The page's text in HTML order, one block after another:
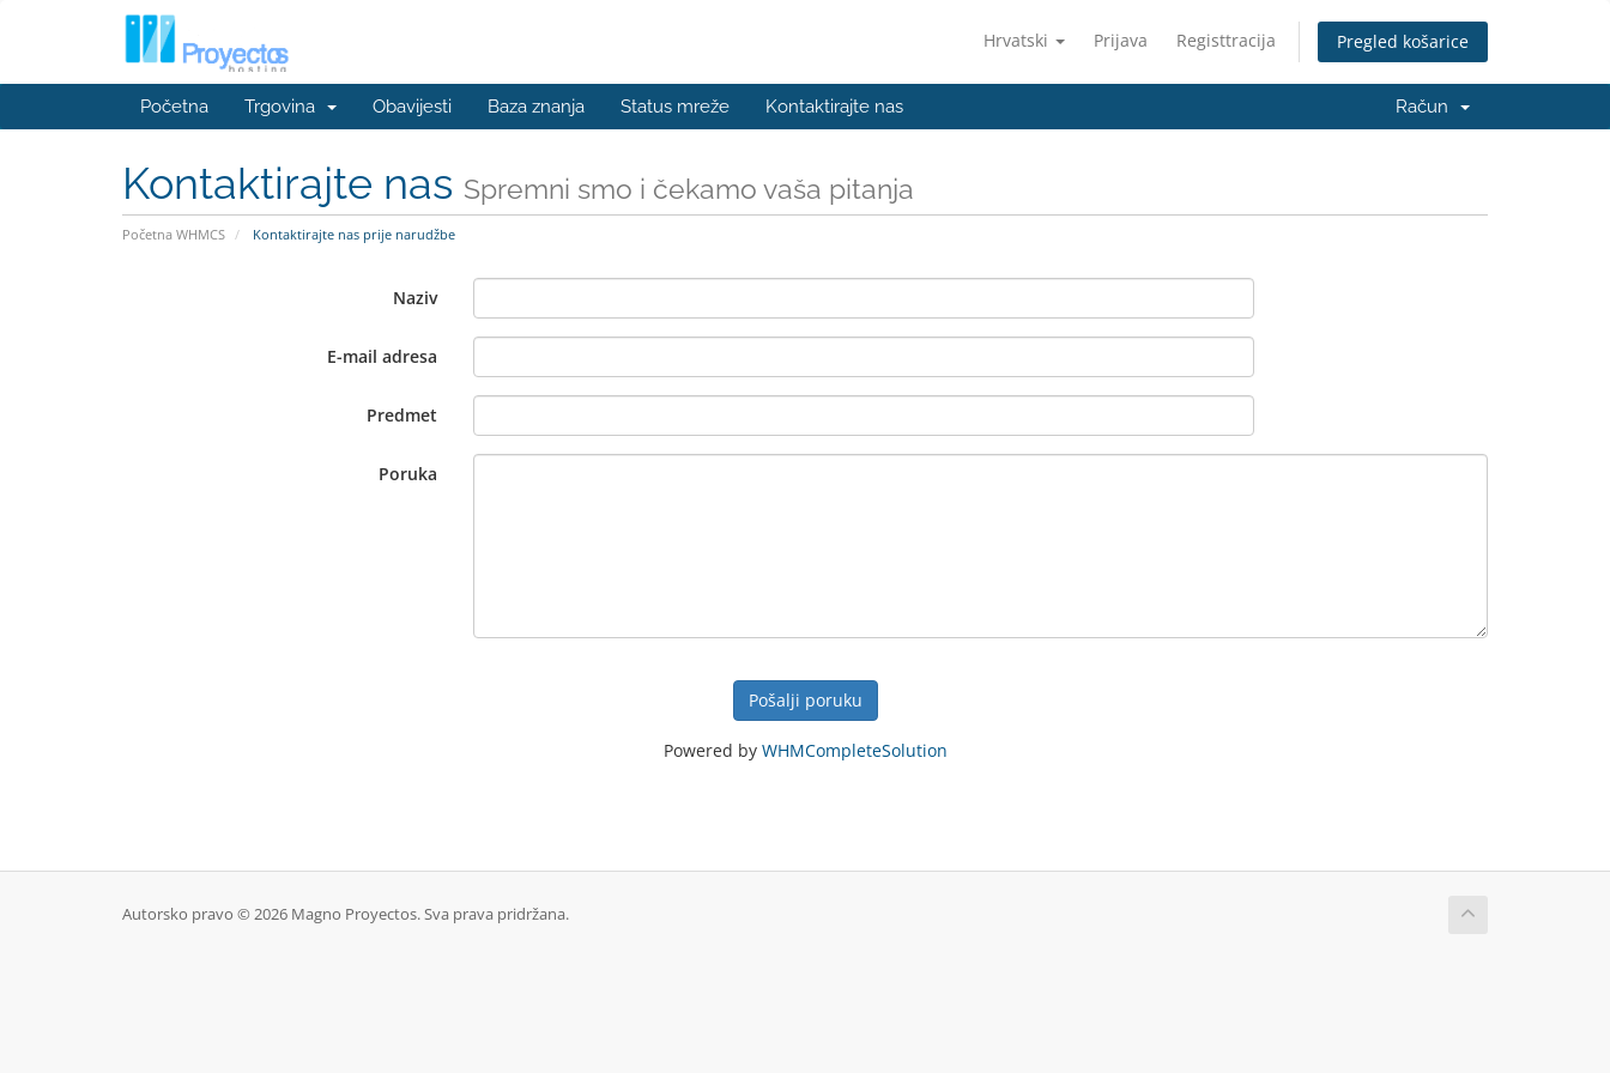
Hrvatski Prijava Registtracija Pregled košarice
Početna Trgovina Obavijesti Baza znanja Status mreže Kontaktirajte nas Račun
Kontaktirajte nas Spremni smo i čekamo vaša pitanja
Početna WHMCS Kontaktirajte nas prije narudžbe
Naziv
E-mail adresa
Predmet
Poruka
Pošalji poruku
Powered by WHMCompleteSolution
Autorsko pravo © 2026 Magno Proyectos. Sva prava pridržana.